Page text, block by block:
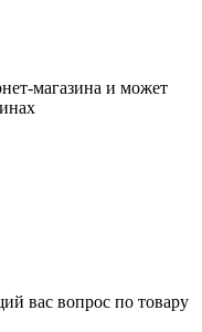
магазина и может
вас вопрос по товару